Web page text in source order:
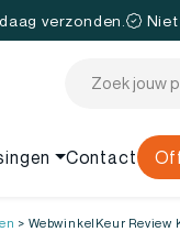
verzonden.
Contact
>WebwinkelKeur Review